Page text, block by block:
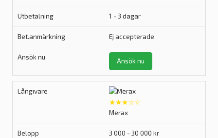
1 - 3 dagar
Ej accepterade
Ansök nu
★★★☆☆
Merax
3 000 - 30 000 kr